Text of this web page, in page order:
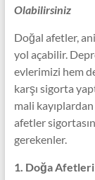
Olabilirsiniz
Doğal afetler,
yol açabilir.
evlerimizi hem
karşı sigorta
mali
afetler
gerekenler.
1. Doğa Afetleri